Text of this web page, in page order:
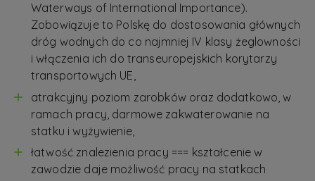
Waterways of International Importance).
Zobowiązuje to Polskę do dostosowania głównych
dróg wodnych do co najmniej IV klasy żeglowności
i włączenia ich do transeuropejskich korytarzy
transportowych UE,
atrakcyjny poziom zarobków oraz dodatkowo, w
ramach pracy, darmowe zakwaterowanie na
statku i wyżywienie,
łatwość znalezienia pracy === kształcenie w
zawodzie daje możliwość pracy na statkach